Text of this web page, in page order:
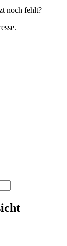
noch fehlt?